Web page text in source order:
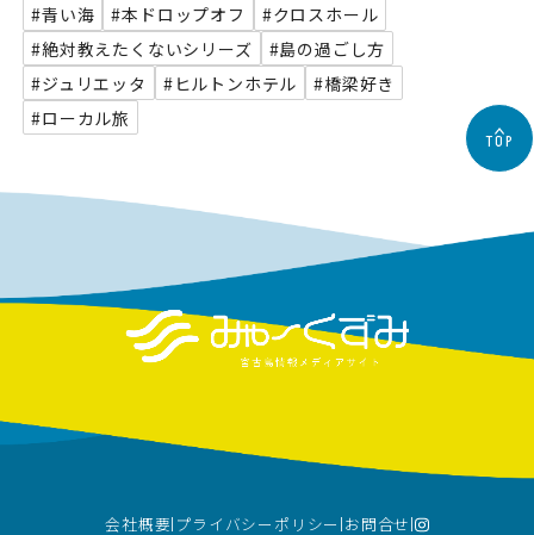
#青い海
#本ドロップオフ
#クロスホール
#絶対教えたくないシリーズ
#島の過ごし方
#ジュリエッタ
#ヒルトンホテル
#橋梁好き
#ローカル旅
会社概要 プライバシーポリシー お問合せ
TOP